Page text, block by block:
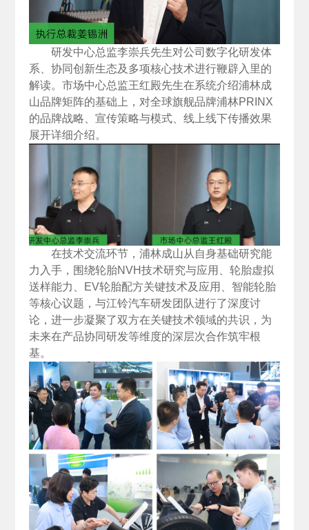
研发中心总监李崇兵先生对公司数字化研发体
系、协同创新生态及多项核心技术进行鞭辟入里的
解读。市场中心总监王红殿先生在系统介绍浦林成
山品牌矩阵的基础上，对全球旗舰品牌浦林PRINX
的品牌战略、宣传策略与模式、线上线下传播效果
展开详细介绍。
在技术交流环节，浦林成山从自身基础研究能
力入手，围绕轮胎NVH技术研究与应用、轮胎虚拟
送样能力、EV轮胎配方关键技术及应用、智能轮胎
等核心议题，与江铃汽车研发团队进行了深度讨
论，进一步凝聚了双方在关键技术领域的共识，为
未来在产品协同研发等维度的深层次合作筑牢根
基。